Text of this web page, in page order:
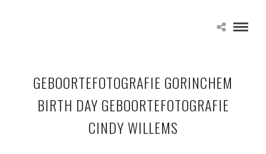
GEBOORTEFOTOGRAFIE GORINCHEM
BIRTH DAY GEBOORTEFOTOGRAFIE
CINDY WILLEMS